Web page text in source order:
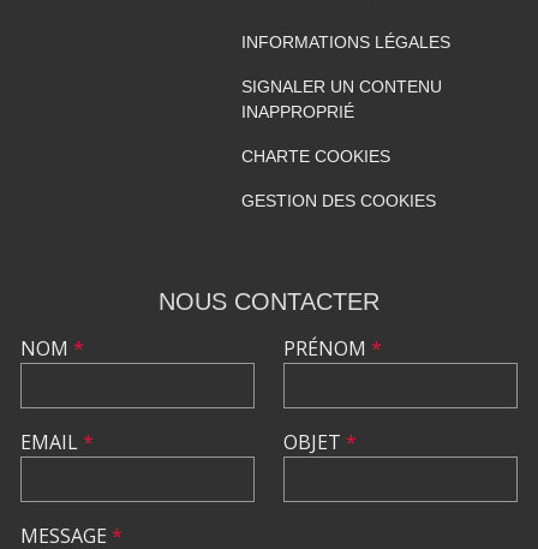
INFORMATIONS LÉGALES
SIGNALER UN CONTENU
INAPPROPRIÉ
CHARTE COOKIES
GESTION DES COOKIES
NOUS CONTACTER
NOM *
EMAIL*
PRÉNOM *
OBJET *
MESSAGE *